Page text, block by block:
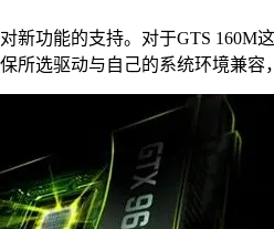
功能的支持。对于GTS 160M
选驱动与自己的系统环境兼容